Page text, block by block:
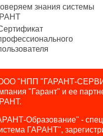
знания системы
"НПП "ГАРАНТ-
"Гарант" и ее
Образование" -
ГАРАНТ",